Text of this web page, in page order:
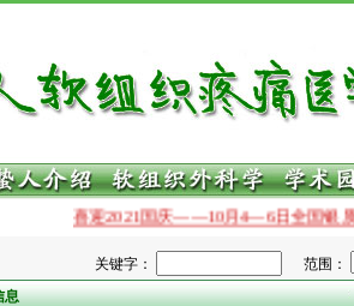
迎2021国庆——10月4—6日全国银质针治痛技
关键字：
范围：
息